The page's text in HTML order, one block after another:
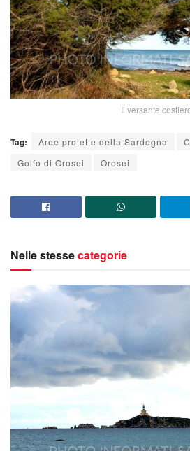
Il versante
Tag: Aree protette della Sardegna
Golfo di Orosei
Orosei
Nelle stessecategorie